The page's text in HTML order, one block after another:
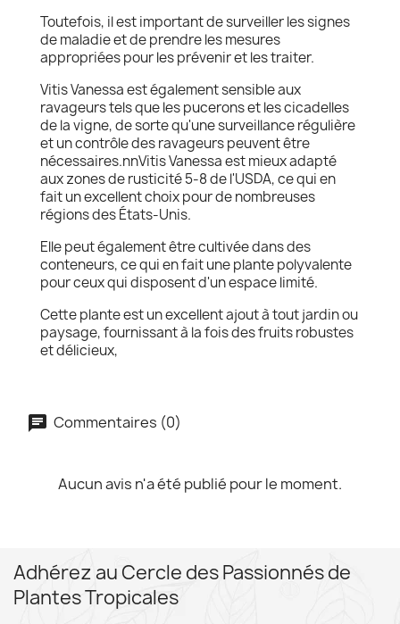
Toutefois, il est important de surveiller les signes
de maladie et de prendre les mesures
appropriées pour les prévenir et les traiter.
Vitis Vanessa est également sensible aux
ravageurs tels que les pucerons et les cicadelles
de la vigne, de sorte qu'une surveillance régulière
et un contrôle des ravageurs peuvent être
nécessaires.nnVitis Vanessa est mieux adapté
aux zones de rusticité 5-8 de l'USDA, ce qui en
fait un excellent choix pour de nombreuses
régions des États-Unis.
Elle peut également être cultivée dans des
conteneurs, ce qui en fait une plante polyvalente
pour ceux qui disposent d'un espace limité.
Cette plante est un excellent ajout à tout jardin ou
paysage, fournissant à la fois des fruits robustes
et délicieux,
Commentaires (0)
Aucun avis n'a été publié pour le moment.
Adhérez au Cercle des Passionnés de
Plantes Tropicales